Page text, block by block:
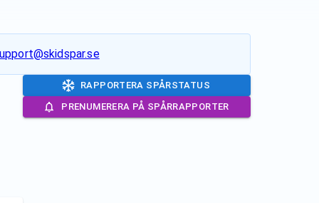
RAPPORTERA SPÅRSTATUS
PRENUMERERA PÅ SPÅRRAPPORTER